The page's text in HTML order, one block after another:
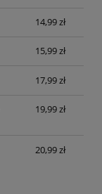
14,99 zł
15,99 zł
17,99 zł
19,99 zł
20,99 zł